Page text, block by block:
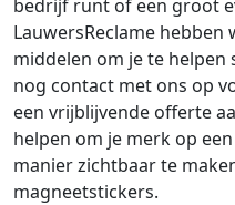
bedrijf runt of een groot
LauwersReclame hebben
middelen om je te helpen
nog contact met ons op
een vrijblijvende offerte
helpen om je merk op
manier zichtbaar te
magneetstickers.